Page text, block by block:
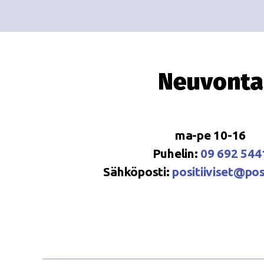
Neuvonta
ma-pe 10-16
Puhelin: 09 692
Sähköposti: